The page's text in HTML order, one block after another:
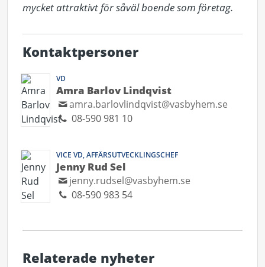
mycket attraktivt för såväl boende som företag.
Kontaktpersoner
VD
Amra Barlov Lindqvist
amra.barlovlindqvist@vasbyhem.se
08-590 981 10
VICE VD, AFFÄRSUTVECKLINGSCHEF
Jenny Rud Sel
jenny.rudsel@vasbyhem.se
08-590 983 54
Relaterade nyheter